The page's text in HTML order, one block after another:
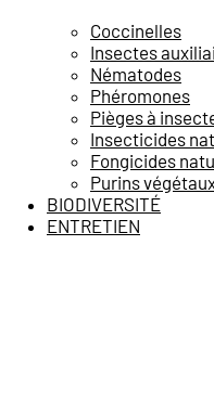
Coccinelles
Insectes
Nématodes
Phéromones
Pièges à
Insecticides
Fongicides
Purins
BIODIVERSITÉ
ENTRETIEN